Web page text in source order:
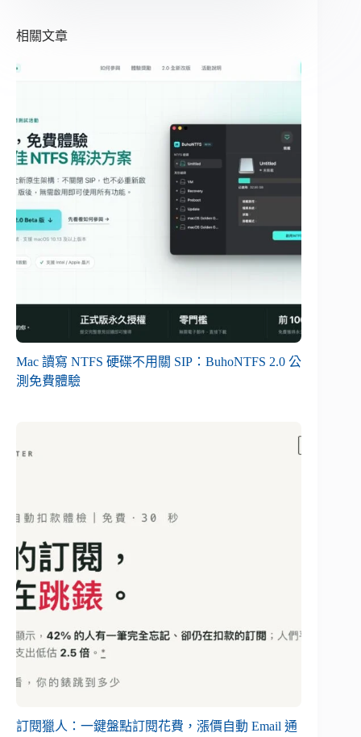
相關文章
Mac 讀寫 NTFS 硬碟不用關 SIP：BuhoNTFS 2.0 公
測免費體驗
訂閱獵人：一鍵盤點訂閱花費，漲價自動 Email 通